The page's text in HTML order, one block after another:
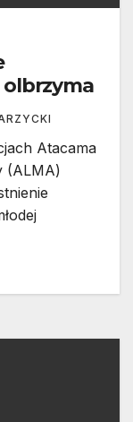
Atacama
(ALMA)